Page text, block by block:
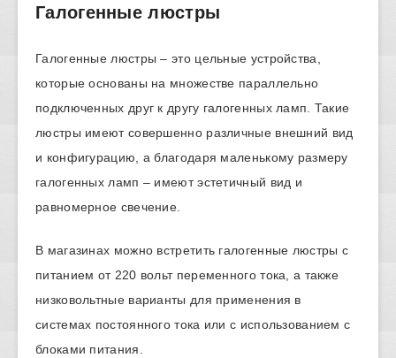
Галогенные люстры
Галогенные люстры – это цельные устройства,
которые основаны на множестве параллельно
подключенных друг к другу галогенных ламп. Такие
люстры имеют совершенно различные внешний вид
и конфигурацию, а благодаря маленькому размеру
галогенных ламп – имеют эстетичный вид и
равномерное свечение.
В магазинах можно встретить галогенные люстры с
питанием от 220 вольт переменного тока, а также
низковольтные варианты для применения в
системах постоянного тока или с использованием с
блоками питания.